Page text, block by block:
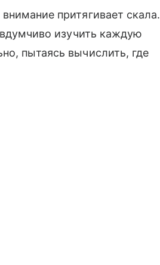
притягивает скала.
изучить каждую
пытаясь вычислить, где